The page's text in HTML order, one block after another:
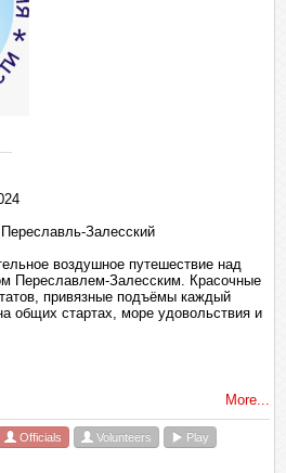
Залесский
воздушное путешествие над
Переславлем-Залесским. Красочные
привязные подъёмы каждый
общих стартах, море удовольствия и
More...
Officials Volunteers
Play